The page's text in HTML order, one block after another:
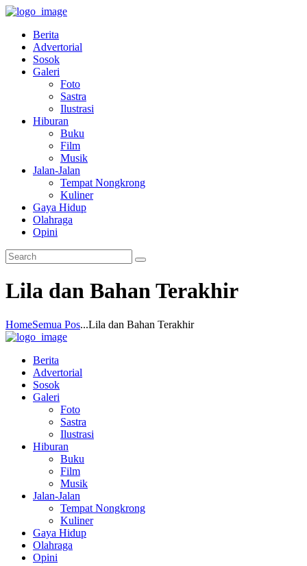
Berita
Advertorial
Sosok
Galeri
Foto
Sastra
Ilustrasi
Hiburan
Buku
Film
Musik
Jalan-Jalan
Tempat Nongkrong
Kuliner
Gaya Hidup
Olahraga
Opini
Lila dan Bahan Terakhir
HomeSemua Pos...Lila dan Bahan Terakhir
Berita
Advertorial
Sosok
Galeri
Foto
Sastra
Ilustrasi
Hiburan
Buku
Film
Musik
Jalan-Jalan
Tempat Nongkrong
Kuliner
Gaya Hidup
Olahraga
Opini